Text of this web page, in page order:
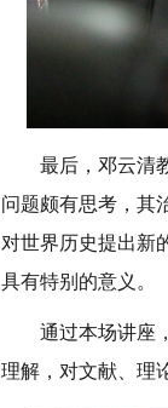
最后，邓云清
问题颇有思考，其
对世界历史提出新
具有特别的意义。
通过本场讲座
理解，对文献、理